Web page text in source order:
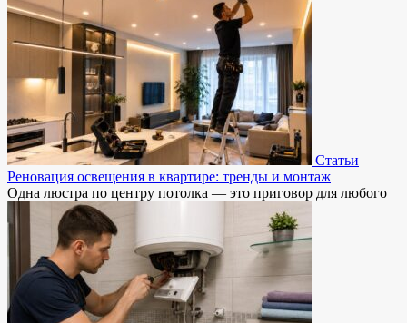
Статьи
Реновация освещения в квартире: тренды и монтаж
Одна люстра по центру потолка — это приговор для любого